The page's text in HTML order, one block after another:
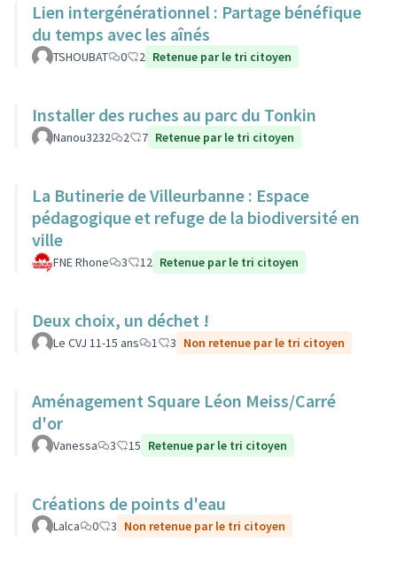
Lien intergénérationnel : Partage bénéfique
du temps avec les aînés
TSHOUBAT 0 2 Retenue par le tri citoyen
Installer des ruches au parc du Tonkin
Nanou3232 2 7 Retenue par le tri citoyen
La Butinerie de Villeurbanne : Espace
pédagogique et refuge de la biodiversité en
ville
FNE Rhone 3 12 Retenue par le tri citoyen
Deux choix, un déchet !
Le CVJ 11-15 ans 1 3 Non retenue par le tri citoyen
Aménagement Square Léon Meiss/Carré
d'or
Vanessa 3 15 Retenue par le tri citoyen
Créations de points d'eau
Lalca 0 3 Non retenue par le tri citoyen